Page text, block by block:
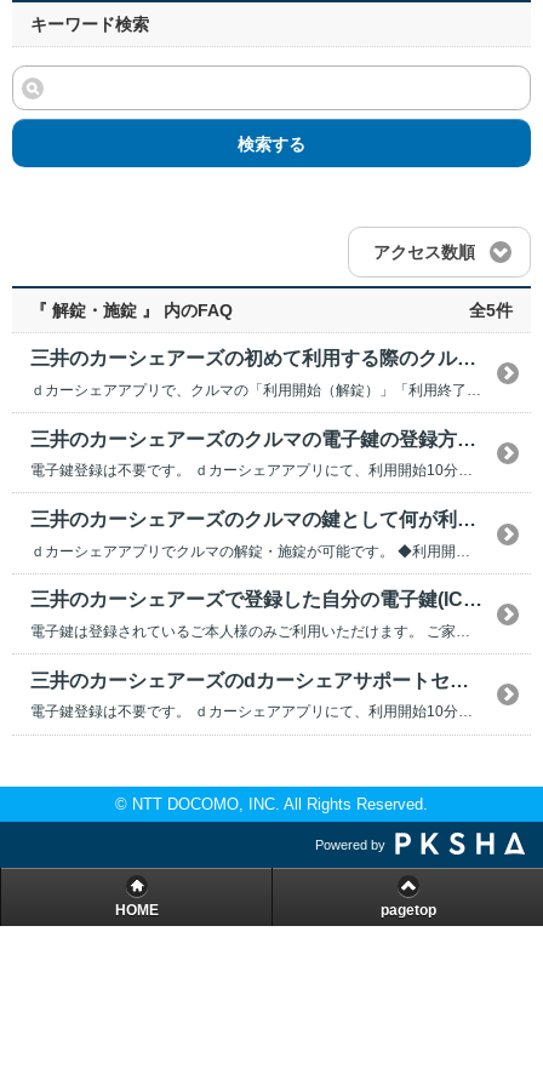
キーワード検索
検索する
アクセス数順
『 解錠・施錠 』 内のFAQ 全5件
三井のカーシェアーズの初めて利用する際のクルマの解錠方法を教えてください。
ｄカーシェアアプリで、クルマの「利用開始（解錠）」「利用終了（施錠）」が可能です。 出発...
三井のカーシェアーズのクルマの電子鍵の登録方法を教えてください。
電子鍵登録は不要です。 ｄカーシェアアプリにて、利用開始10分前より【利用開始（解錠）】...
三井のカーシェアーズのクルマの鍵として何が利用できますか？
三井のカーシェアーズで登録した自分の電子鍵(ICカードやスマートフォン等)を家族や友人に貸してもいいですか？
電子鍵は登録されているご本人様のみご利用いただけます。 ご家族やご友人であっても、お渡し頂か...
三井のカーシェアーズのdカーシェアサポートセンター受付時間外のクルマの電子鍵の登録方法を教えてください。
電子鍵登録は不要です。 ｄカーシェアアプリにて、利用開始10分前より【利用開始（解錠）】...
© NTT DOCOMO, INC. All Rights Reserved.
Powered by
HOME pagetop